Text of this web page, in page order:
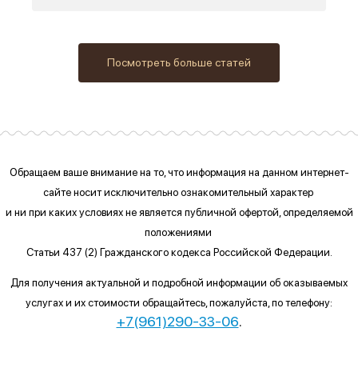
Посмотреть больше статей
Обращаем ваше внимание на то, что информация на данном интернет-
сайтеносит исключительно ознакомительный характер
и ни при каких условияхне является публичной офертой, определяемой
положениями
Статьи 437 (2) Гражданского кодекса Российской Федерации.
Для получения актуальной и подробной информации об оказываемых
услугах и их стоимости обращайтесь, пожалуйста, по телефону:
+7(961)290-33-06.